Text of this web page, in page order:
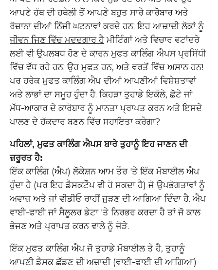
ਆਪਣੇ ਹੱਥ ਦੀ ਹਥੇਲੀ ਤੋਂ ਆਪਣੇ ਬਹੁਤ ਸਾਰੇ ਕਾਰੋਬਾਰ ਅਤੇ
ਰੋਜ਼ਾਨਾ ਦੀਆਂ ਨਿੱਜੀ ਘਟਨਾਵਾਂ ਕਰਦੇ ਹਨ. ਇਹਆਜ਼ਾਦੀ ਲੋਕਾਂ ਨੂੰ
ਜੀਵਨ ਜਿਣ ਵਿੱਚ ਮਦਦਗਾਰ ਹੈਮੀਟਿੰਗਾਂ ਅਤੇ ਵਿਚਾਰ ਵਟਾਂਦਰੇ
ਲਈ ਵੀ ਉਪਲਬਧ ਹੋਣ ਦੇ ਕਾਰਨ ਮੁਫਤ ਕਾਲਿੰਗ ਐਪਸ ਪ੍ਰਸਿੱਧੀ
ਵਿੱਚ ਵੱਧ ਰਹੇ ਹਨ. ਉਹ ਮੁਫਤ ਹਨ, ਅਤੇ ਵਰਤੋਂ ਵਿੱਚ ਅਸਾਨ ਹਨ!
ਪਰ ਹਰੇਕ ਮੁਫਤ ਕਾਲਿੰਗ ਐਪ ਦੀਆਂ ਆਪਣੀਆਂ ਵਿਸ਼ੇਸ਼ਤਾਵਾਂ
ਅਤੇ ਲਾਭਾਂ ਦਾ ਸਮੂਹ ਹੁੰਦਾ ਹੈ. ਕਿਹੜਾ ਤੁਹਾਡੇ ਇਕੱਲੇ, ਛੋਟੇ ਜਾਂ
ਮੱਧ-ਆਕਾਰ ਦੇ ਕਾਰੋਬਾਰ ਨੂੰ ਮਾਨਤਾ ਪ੍ਰਾਪਤ ਕਰਨ ਅਤੇ ਇਸਦੇ
ਪਾਲਣ ਦੇ ਹੱਕਦਾਰ ਬਣਨ ਵਿੱਚ ਸਹਾਇਤਾ ਕਰੇਗਾ?
ਪਹਿਲਾਂ, ਮੁਫਤ ਕਾਲਿੰਗ ਐਪਸ ਬਾਰੇ ਤੁਹਾਨੂੰ ਇਹ ਜਾਣਨ ਦੀ
ਜ਼ਰੂਰਤ ਹੈ:
ਇੱਕ ਕਾਲਿੰਗ (ਐਪ) ਲੋਕੇਸ਼ਨ ਆਮ ਤੌਰ 'ਤੇ ਇੱਕ ਮੋਬਾਈਲ ਐਪ
ਹੁੰਦਾ ਹੈ (ਪਰ ਇਹ ਡੈਸਕਟੌਪ ਵੀ ਹੋ ਸਕਦਾ ਹੈ) ਜੋ ਉਪਭੋਗਤਾਵਾਂ ਨੂੰ
ਅਵਾਜ਼ ਅਤੇ ਜਾਂ ਵੀਡੀਓ ਰਾਹੀਂ ਜੁੜਣ ਦੀ ਆਗਿਆ ਦਿੰਦਾ ਹੈ. ਐਪ
ਵਾਈ-ਫਾਈ ਜਾਂ ਸੈਲੂਲਰ ਡੇਟਾ 'ਤੇ ਨਿਰਭਰ ਕਰਦਾ ਹੈ ਤਾਂ ਜੋ ਕਾਲ
ਭੇਜਣ ਅਤੇ ਪ੍ਰਾਪਤ ਕਰਨ ਵਾਲੇ ਨੂੰ ਜੋੜੇ.
ਇੱਕ ਮੁਫਤ ਕਾਲਿੰਗ ਐਪ ਜੋ ਤੁਹਾਡੇ ਮੋਬਾਈਲ ਤੇ ਹੈ, ਤੁਹਾਨੂੰ
ਆਪਣੀ ਡੈਸਕ ਛੱਡਣ ਦੀ ਅਜ਼ਾਦੀ (ਵਾਈ-ਫਾਈ ਦੀ ਆਗਿਆ)